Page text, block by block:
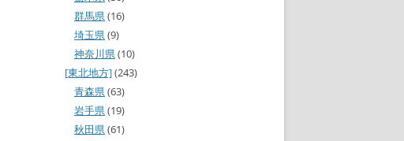
群馬県(16)
埼玉県(9)
神奈川県(10)
[東北地方](243)
青森県(63)
岩手県(19)
秋田県(61)